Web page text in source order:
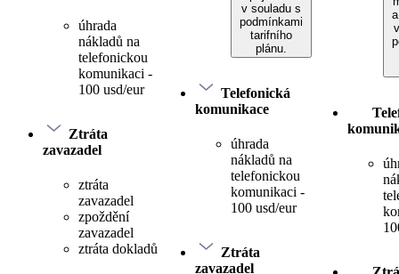
úhrada
nákladů na
telefonickou
komunikaci -
100 usd/eur
Ztráta
zavazadel
ztráta
zavazadel
zpoždění
zavazadel
ztráta dokladů
v souladu s
podmínkami
tarifního
plánu.
Telefonická
komunikace
úhrada
nákladů na
telefonickou
komunikaci -
100 usd/eur
Ztráta
zavazadel